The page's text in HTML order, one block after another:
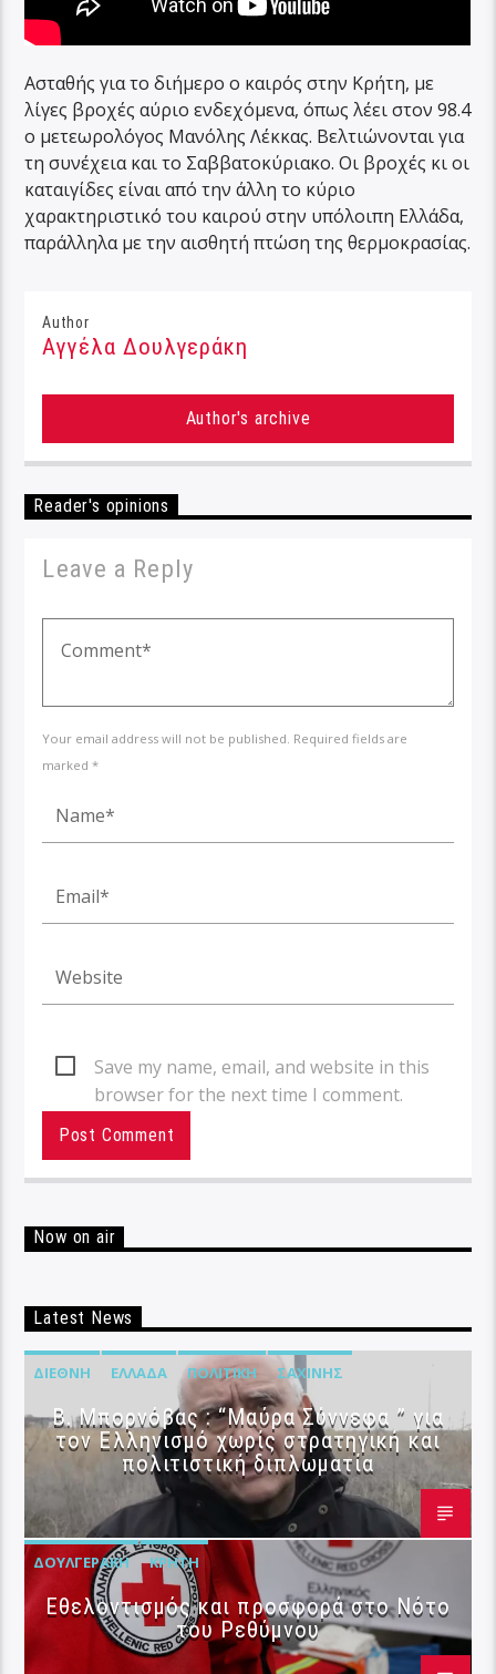
Ασταθής για το διήμερο ο καιρός στην Κρήτη, με
λίγες βροχές αύριο ενδεχόμενα, όπως λέει στον 98.4
ο μετεωρολόγος Μανόλης Λέκκας. Βελτιώνονται για
τη συνέχεια και το Σαββατοκύριακο. Οι βροχές κι οι
καταιγίδες είναι από την άλλη το κύριο
χαρακτηριστικό του καιρού στην υπόλοιπη Ελλάδα,
παράλληλα με την αισθητή πτώση της θερμοκρασίας.
Author
Αγγέλα Δουλγεράκη
Author's archive
Reader's opinions
Leave a Reply
Your email address will not be published. Required fields are
marked *
Save my name, email, and website in this
browser for the next time I comment.
Now on air
Latest News
ΔΙΕΘΝΉ ΕΛΛΆΔΑ ΠΟΛΙΤΙΚΉ ΣΑΧΊΝΗΣ
B. Μπορνόβας : “Μαύρα Σύννεφα ” για
τον Ελληνισμό χωρίς στρατηγική και
πολιτιστική διπλωματία
ΔΟΥΛΓΕΡΆΚΗ ΚΡΉΤΗ
Εθελοντισμός και προσφορά στο Νότο
του Ρεθύμνου